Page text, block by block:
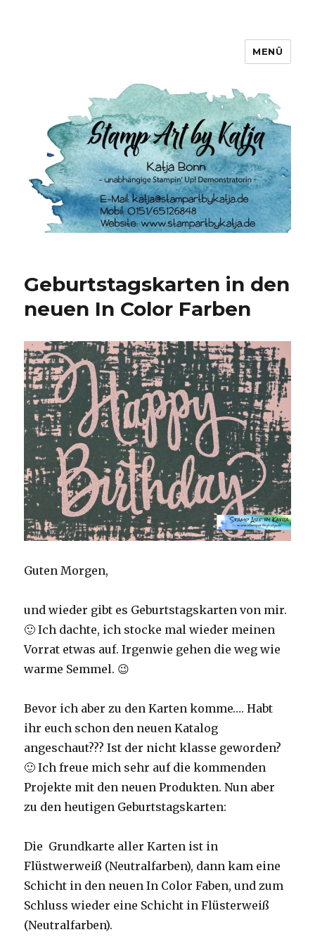
MENÜ
Geburtstagskarten in den
neuen In Color Farben
Guten Morgen,
und wieder gibt es Geburtstagskarten von mir.
🙂 Ich dachte, ich stocke mal wieder meinen
Vorrat etwas auf. Irgenwie gehen die weg wie
warme Semmel. 😉
Bevor ich aber zu den Karten komme…. Habt
ihr euch schon den neuen Katalog
angeschaut??? Ist der nicht klasse geworden?
🙂 Ich freue mich sehr auf die kommenden
Projekte mit den neuen Produkten. Nun aber
zu den heutigen Geburtstagskarten:
Die Grundkarte aller Karten ist in
Flüstwerweiß (Neutralfarben), dann kam eine
Schicht in den neuen In Color Faben, und zum
Schluss wieder eine Schicht in Flüsterweiß
(Neutralfarben).